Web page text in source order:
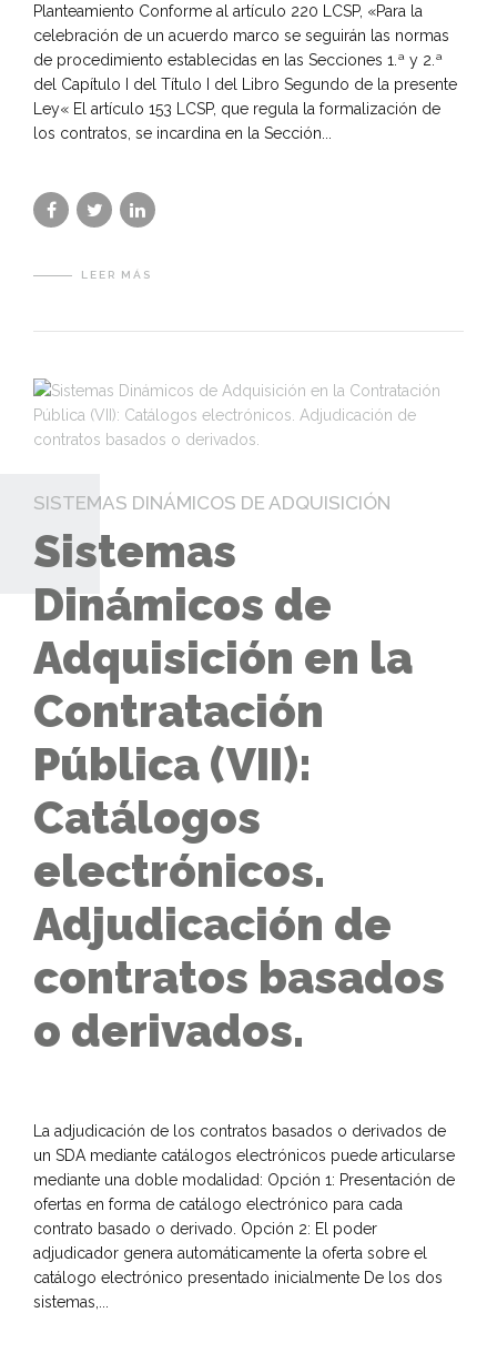
Planteamiento Conforme al artículo 220 LCSP, «Para la
celebración de un acuerdo marco se seguirán las normas
de procedimiento establecidas en las Secciones 1.ª y 2.ª
del Capítulo I del Título I del Libro Segundo de la presente
Ley« El artículo 153 LCSP, que regula la formalización de
los contratos, se incardina en la Sección...
LEER MÁS
SISTEMAS DINÁMICOS DE ADQUISICIÓN
Sistemas
Dinámicos de
Adquisición en la
Contratación
Pública (VII):
Catálogos
electrónicos.
Adjudicación de
contratos basados
o derivados.
La adjudicación de los contratos basados o derivados de
un SDA mediante catálogos electrónicos puede articularse
mediante una doble modalidad: Opción 1: Presentación de
ofertas en forma de catálogo electrónico para cada
contrato basado o derivado. Opción 2: El poder
adjudicador genera automáticamente la oferta sobre el
catálogo electrónico presentado inicialmente De los dos
sistemas,...